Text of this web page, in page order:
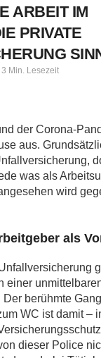
ARBEIT IM
PRIVATE
3 Min. Lesezeit
der Corona-
aus.
was als
wird
als
einer
berühmte
WC ist damit –
dieser Police